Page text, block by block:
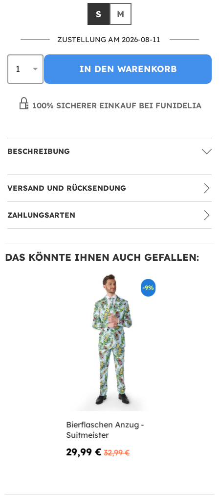
S M
ZUSTELLUNG AM 2026-08-11
IN DEN WARENKORB
100% SICHERER EINKAUF BEI FUNIDELIA
BESCHREIBUNG
VERSAND UND RÜCKSENDUNG
ZAHLUNGSARTEN
DAS KÖNNTE IHNEN AUCH GEFALLEN:
-9%
Bierflaschen Anzug -
Suitmeister
29,99 € 32,99 €